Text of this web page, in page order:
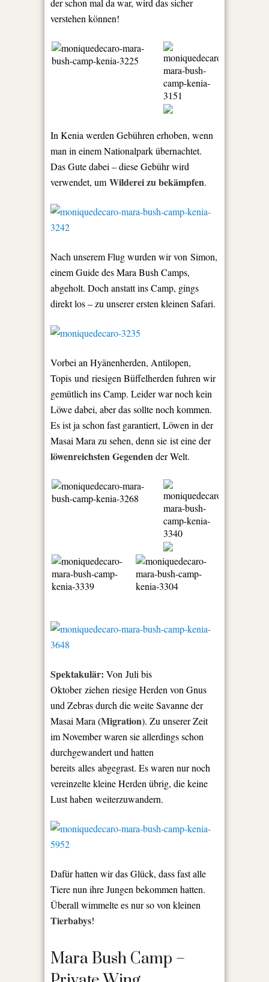
der schon mal da war, wird das sicher
verstehen können!
In Kenia werden Gebühren erhoben, wenn
man in einem Nationalpark übernachtet.
Das Gute dabei – diese Gebühr wird
verwendet, um Wilderei zu bekämpfen.
Nach unserem Flug wurden wir von Simon,
einem Guide des Mara Bush Camps,
abgeholt. Doch anstatt ins Camp, gings
direkt los – zu unserer ersten kleinen Safari.
Vorbei an Hyänenherden, Antilopen,
Topis und riesigen Büffelherden fuhren wir
gemütlich ins Camp. Leider war noch kein
Löwe dabei, aber das sollte noch kommen.
Es ist ja schon fast garantiert, Löwen in der
Masai Mara zu sehen, denn sie ist eine der
löwenreichsten Gegendender Welt.
Spektakulär: Von Juli bis
Oktober ziehen riesige Herden von Gnus
und Zebras durch die weite Savanne der
Masai Mara (Migration). Zu unserer Zeit
im November waren sie allerdings schon
durchgewandert und hatten
bereits alles abgegrast. Es waren nur noch
vereinzelte kleine Herden übrig, die keine
Lust haben weiterzuwandern.
Dafür hatten wir das Glück, dass fast alle
Tiere nun ihre Jungen bekommen hatten.
Überall wimmelte es nur so von kleinen
Tierbabys!
Mara Bush Camp –